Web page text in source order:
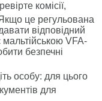
комісії,
це регульована
відповідний
VFA-
безпечні
особу: для цього
для